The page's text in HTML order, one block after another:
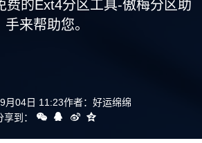
费的Ext4分区工具-傲梅分区助
手来帮助您。
月04日 11:23作者： 好运绵绵
享到：